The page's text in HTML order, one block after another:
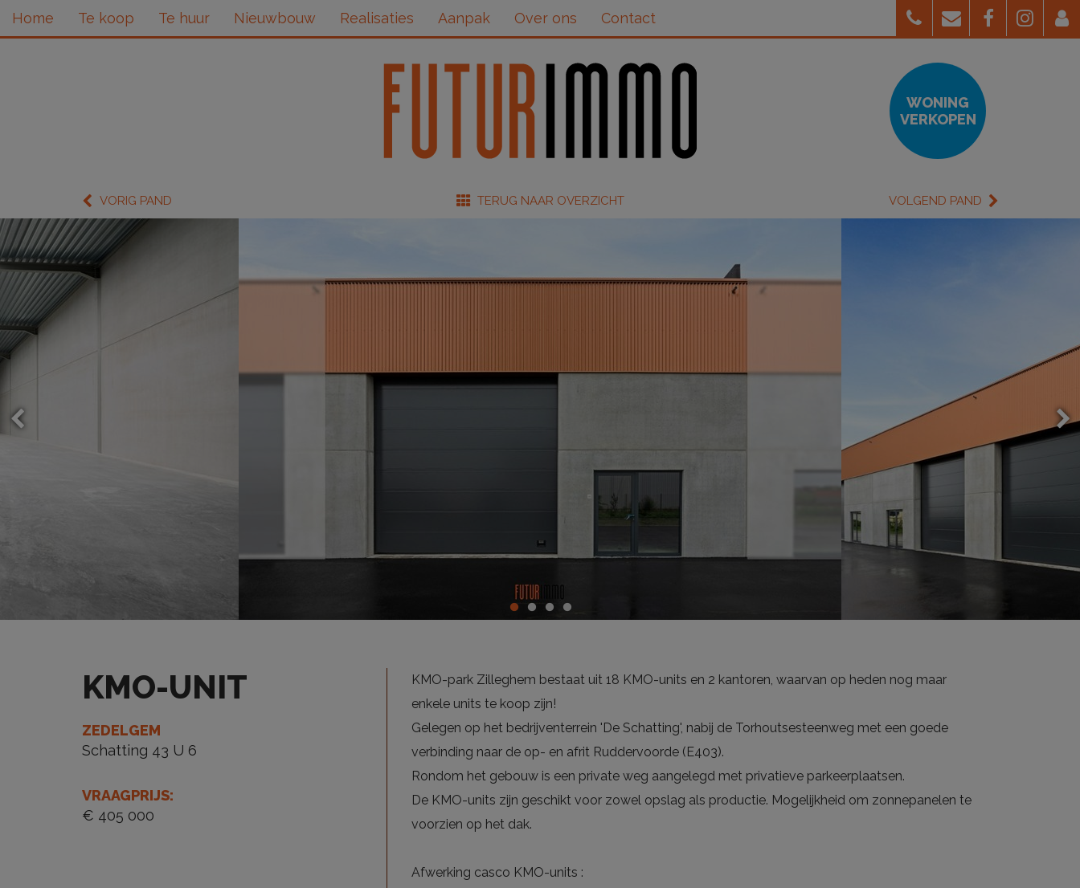
Home Te koop Te huur Nieuwbouw Realisaties Aanpak Over ons Contact
WONING
VERKOPEN
VORIG PAND TERUG NAAR OVERZICHT VOLGEND PAND
KMO-UNIT
ZEDELGEM
Schatting 43 U 6
VRAAGPRIJS:
€ 405 000
KMO-park Zilleghem bestaat uit 18 KMO-units en 2 kantoren, waarvan op heden nog maar
enkele units te koop zijn!
Gelegen op het bedrijventerrein 'De Schatting', nabij de Torhoutsesteenweg met een goede
verbinding naar de op- en afrit Ruddervoorde (E403).
Rondom het gebouw is een private weg aangelegd met privatieve parkeerplaatsen.
De KMO-units zijn geschikt voor zowel opslag als productie. Mogelijkheid om zonnepanelen te
voorzien op het dak.
Afwerking casco KMO-units :